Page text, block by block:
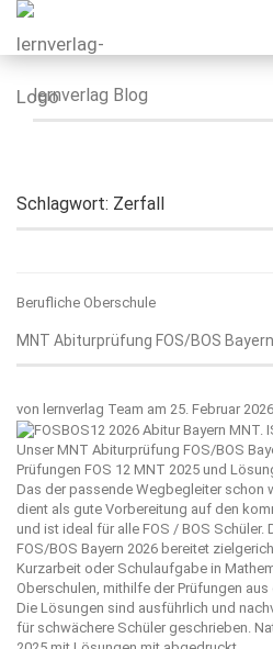
lernverlag Blog
Schlagwort: Zerfall
Berufliche Oberschule
MNT Abiturprüfung FOS/BOS
von lernverlag Team am 25. Februar 2026
Unser MNT Abiturprüfung FOS/BOS
Prüfungen FOS 12 MNT 2025 und
Das der passende Wegbegleiter schon
dient als gute Vorbereitung auf den
und ist ideal für alle FOS / BOS Schüler.
FOS/BOS Bayern 2026 bereitet
Kurzarbeit oder Schulaufgabe in
Oberschulen, mithilfe der Prüfungen aus
Die Lösungen sind ausführlich und
für schwächere Schüler geschrieben.